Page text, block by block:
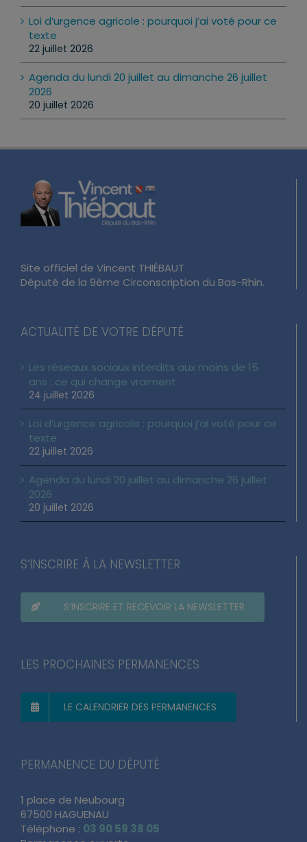
Loi d’urgence agricole : pourquoi j’ai voté pour ce
texte
22 juillet 2026
Agenda du lundi 20 juillet au dimanche 26 juillet
2026
20 juillet 2026
Site officiel de Vincent THIÉBAUT
Député de la 9ème Circonscription du Bas-Rhin.
ACTUALITÉ DE VOTRE DÉPUTÉ
Les réseaux sociaux interdits aux moins de 15
ans : ce qui change vraiment
24 juillet 2026
Loi d’urgence agricole : pourquoi j’ai voté pour ce
texte
22 juillet 2026
Agenda du lundi 20 juillet au dimanche 26 juillet
2026
20 juillet 2026
S’INSCRIRE À LA NEWSLETTER
S’INSCRIRE ET RECEVOIR LA NEWSLETTER
LES PROCHAINES PERMANENCES
LE CALENDRIER DES PERMANENCES
PERMANENCE DU DÉPUTÉ
1 place de Neubourg
67500 HAGUENAU
Téléphone : 03 90 59 38 05